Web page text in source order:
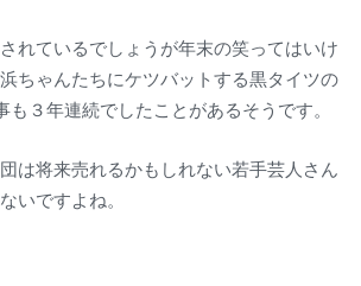
れているでしょうが年末の笑ってはいけ
ちゃんたちにケツバットする黒タイツの
も３年連続でしたことがあるそうです。
は将来売れるかもしれない若手芸人さん
いですよね。